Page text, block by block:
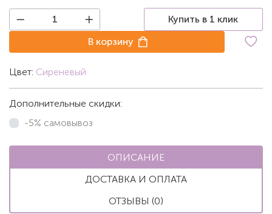
Купить в 1 клик
В корзину
Цвет: Сиреневый
Дополнительные скидки:
-5% самовывоз
ОПИСАНИЕ
ДОСТАВКА И ОПЛАТА
ОТЗЫВЫ (0)